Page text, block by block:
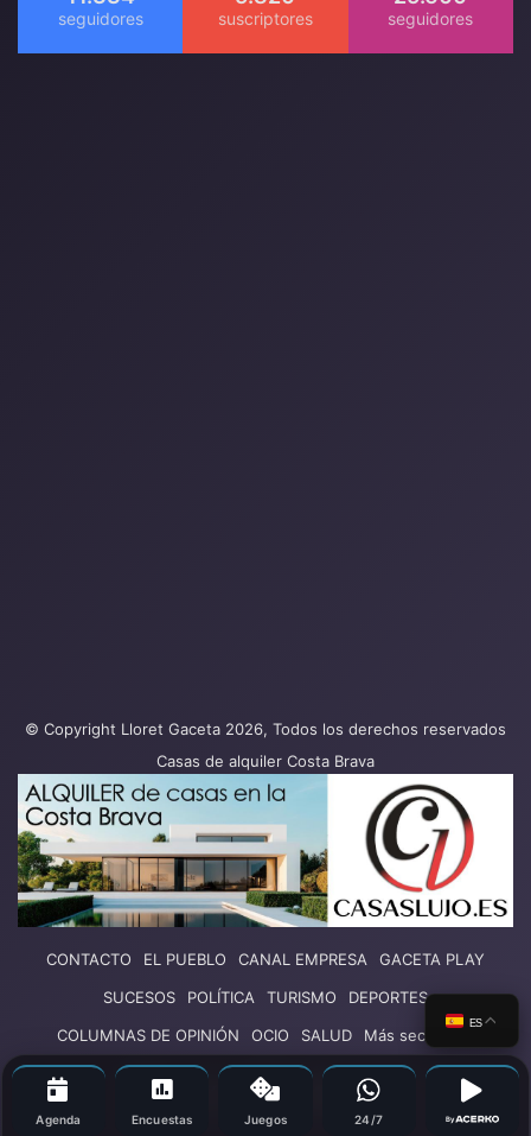
© Copyright Lloret Gaceta 2026, Todos los derechos reservados
Casas de alquiler Costa Brava
CONTACTO EL PUEBLO CANAL EMPRESA
GACETA PLAY
SUCESOS
POLÍTICA TURISMO
DEPORTES
COLUMNAS DE OPINIÓN
OCIO SALUD Más secciones
Facebook YouTubeVimeo Instagram
ES
Agenda Encuestas Juegos 24/7 By